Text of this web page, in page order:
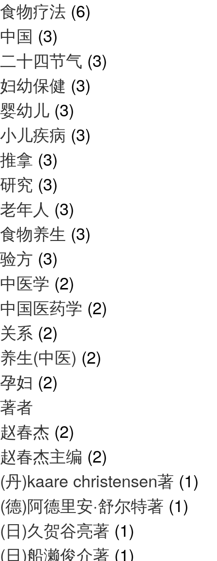
食物疗法 (6)
中国 (3)
二十四节气 (3)
妇幼保健 (3)
婴幼儿 (3)
小儿疾病 (3)
推拿 (3)
研究 (3)
老年人 (3)
食物养生 (3)
验方 (3)
中医学 (2)
中国医药学 (2)
关系 (2)
养生(中医) (2)
孕妇 (2)
著者
赵春杰 (2)
赵春杰主编 (2)
(丹)kaare christensen著 (1)
(德)阿德里安·舒尔特著 (1)
(日)久贺谷亮著 (1)
(日)船濑俊介著 (1)